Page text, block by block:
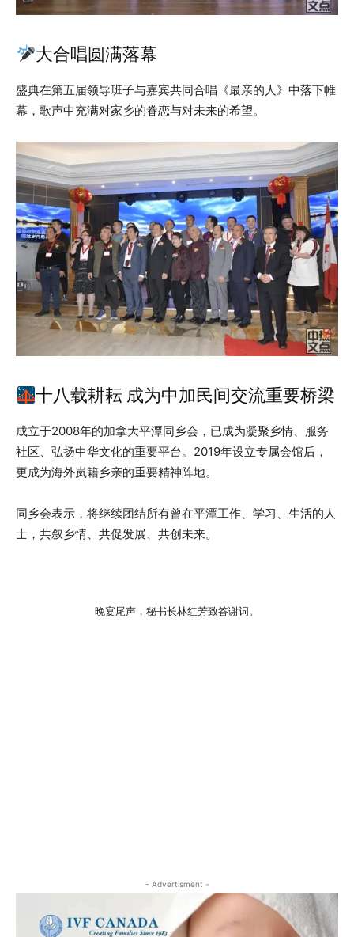
大合唱圆满落幕
盛典在第五届领导班子与嘉宾共同合唱《最亲的人》中落下帷
幕，歌声中充满对家乡的眷恋与对未来的希望。
十八载耕耘 成为中加民间交流重要桥梁
成立于2008年的加拿大平潭同乡会，已成为凝聚乡情、服务
社区、弘扬中华文化的重要平台。2019年设立专属会馆后，
更成为海外岚籍乡亲的重要精神阵地。
同乡会表示，将继续团结所有曾在平潭工作、学习、生活的人
士，共叙乡情、共促发展、共创未来。
晚宴尾声，秘书长林红芳致答谢词。
- Advertisment -